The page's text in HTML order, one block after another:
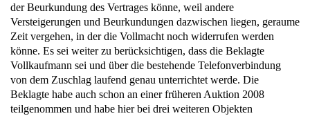
der Beurkundung des Vertrages könne, weil andere
Versteigerungen und Beurkundungen dazwischen liegen, geraume
Zeit vergehen, in der die Vollmacht noch widerrufen werden
könne. Es sei weiter zu berücksichtigen, dass die Beklagte
Vollkaufmann sei und über die bestehende Telefonverbindung
von dem Zuschlag laufend genau unterrichtet werde. Die
Beklagte habe auch schon an einer früheren Auktion 2008
teilgenommen und habe hier bei drei weiteren Objekten